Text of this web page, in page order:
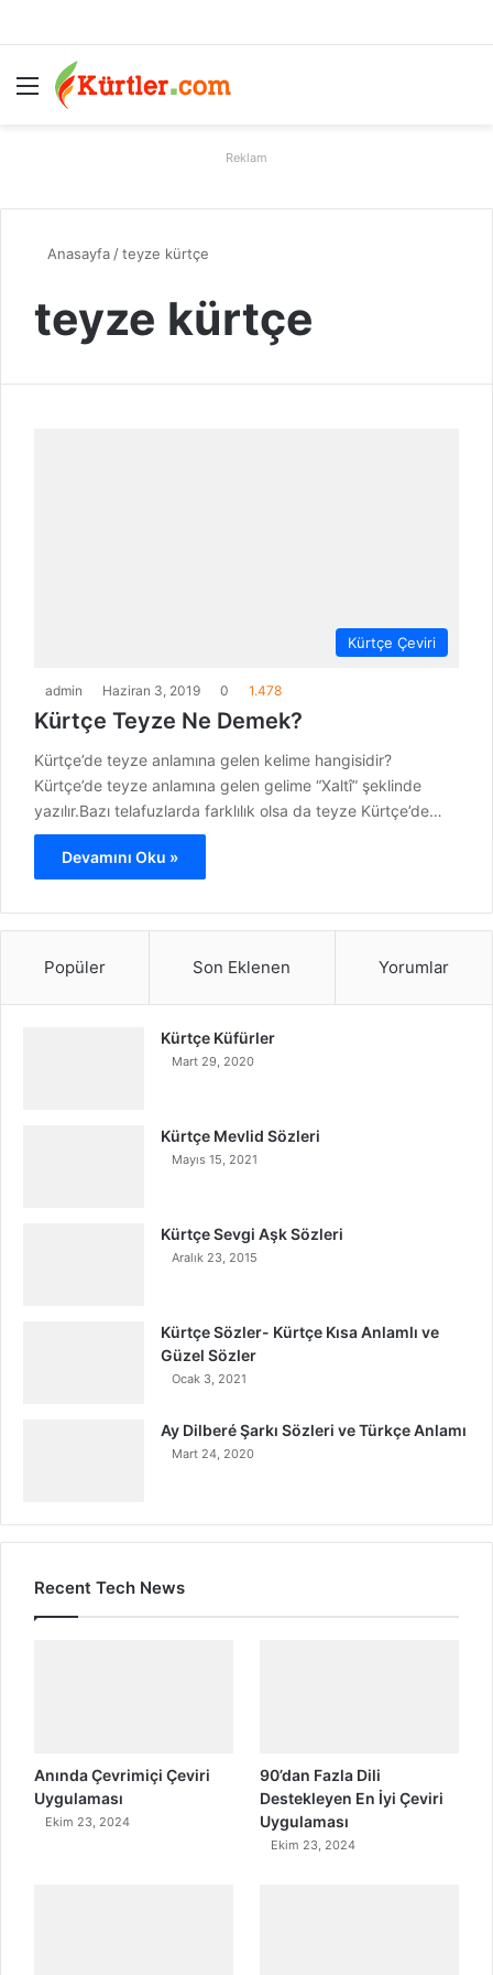
Menü
Reklam
Anasayfa /teyze kürtçe
teyze kürtçe
Kürtçe Çeviri
admin Haziran 3, 2019 0 1.478
Kürtçe Teyze Ne Demek?
Kürtçe’de teyze anlamına gelen kelime hangisidir?
Kürtçe’de teyze anlamına gelen gelime “Xaltî” şeklinde
yazılır.Bazı telafuzlarda farklılık olsa da teyze Kürtçe’de…
Devamını Oku »
Popüler Son Eklenen Yorumlar
Kürtçe Küfürler
Mart 29, 2020
Kürtçe Mevlid Sözleri
Mayıs 15, 2021
Kürtçe Sevgi Aşk Sözleri
Aralık 23, 2015
Kürtçe Sözler- Kürtçe Kısa Anlamlı ve
Güzel Sözler
Ocak 3, 2021
Ay Dilberé Şarkı Sözleri ve Türkçe Anlamı
Mart 24, 2020
Recent Tech News
Anında Çevrimiçi Çeviri
Uygulaması
Ekim 23, 2024
90’dan Fazla Dili
Destekleyen En İyi Çeviri
Uygulaması
Ekim 23, 2024